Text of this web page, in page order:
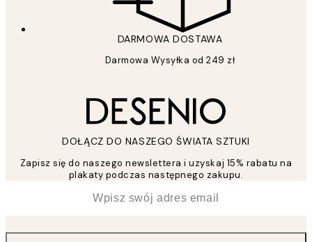
DARMOWA DOSTAWA
Darmowa Wysyłka od 249 zł
DOŁĄCZ DO NASZEGO ŚWIATA SZTUKI
Zapisz się do naszego newslettera i uzyskaj 15% rabatu na
plakaty podczas następnego zakupu.